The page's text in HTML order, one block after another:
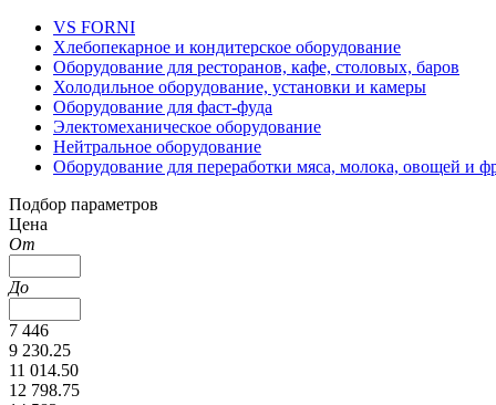
VS FORNI
Хлебопекарное и кондитерское оборудование
Оборудование для ресторанов, кафе, столовых, баров
Холодильное оборудование, установки и камеры
Оборудование для фаст-фуда
Электомеханическое оборудование
Нейтральное оборудование
Оборудование для переработки мяса, молока, овощей и
Подбор параметров
Цена
От
До
7 446
9 230.25
11 014.50
12 798.75